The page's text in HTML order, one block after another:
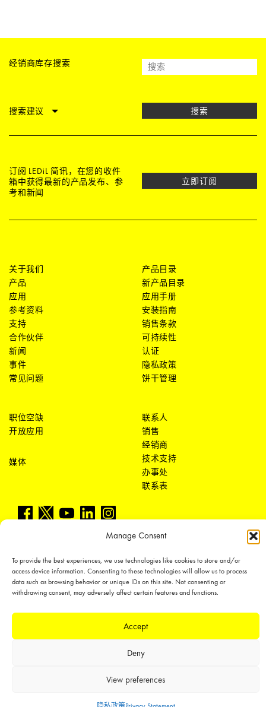
Manage Consent
To provide the best experiences, we use technologies like cookies to store and/or
access device information. Consenting to these technologies will allow us to process
data such as browsing behavior or unique IDs on this site. Not consenting or
withdrawing consent, may adversely affect certain features and functions.
Accept
Deny
View preferences
经销商库存搜索
搜索建议 搜索
订阅 LEDiL 简讯，在您的收件
箱中获得最新的产品发布、参
考和新闻
立即订阅
关于我们
产品
应用
参考资料
支持
合作伙伴
新闻
事件
常见问题
产品目录
新产品目录
应用手册
安装指南
销售条款
可持续性
认证
隐私政策
饼干管理
职位空缺
开放应用
媒体
联系人
销售
经销商
技术支持
办事处
联系表
LEDiL Group
Copyright © 2018-2026 LEDiL. All rights reserved.
We place great importance in protecting our intellectual property rights and
our products with patents, trademarks, design rights or other intellectual